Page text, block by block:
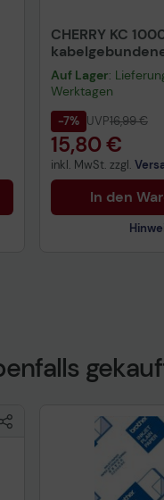
CHERRY KC
QWERTZ DE -
Auf Lager:
Werktagen
-7% UVP16,99 €
15,80 €
inkl. MwSt. zzgl.
In den
Technisches